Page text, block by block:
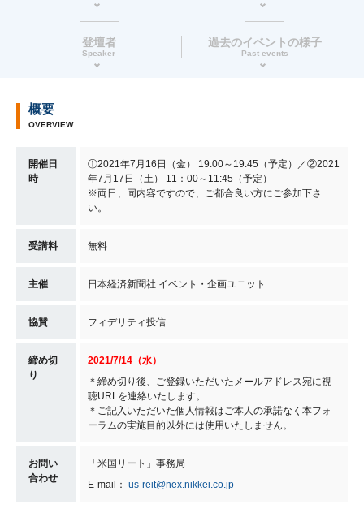
登壇者
Speaker
過去のイベントの様子
Past events
概要
OVERVIEW
開催日
時
①2021年7月16日（金） 19:00～19:45（予定）／②2021
年7月17日（土） 11：00～11:45（予定）
※両日、同内容ですので、ご都合良い方にご参加下さ
い。
受講料 無料
主催 日本経済新聞社 イベント・企画ユニット
協賛 フィデリティ投信
締め切
り
2021/7/14（水）
＊締め切り後、ご登録いただいたメールアドレス宛に視
聴URLを連絡いたします。
＊ご記入いただいた個人情報はご本人の承諾なく本フォ
ーラムの実施目的以外には使用いたしません。
お問い
合わせ
「米国リート」事務局
E-mail： us-reit@nex.nikkei.co.jp